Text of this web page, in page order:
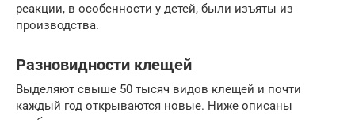
реакции, в особенности у детей, были изъяты из
производства.
Разновидности клещей
Выделяют свыше 50 тысяч видов клещей и почти
каждый год открываются новые. Ниже описаны